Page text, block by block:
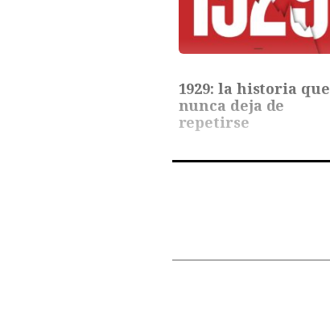
1929: la historia que
nunca deja de
repetirse